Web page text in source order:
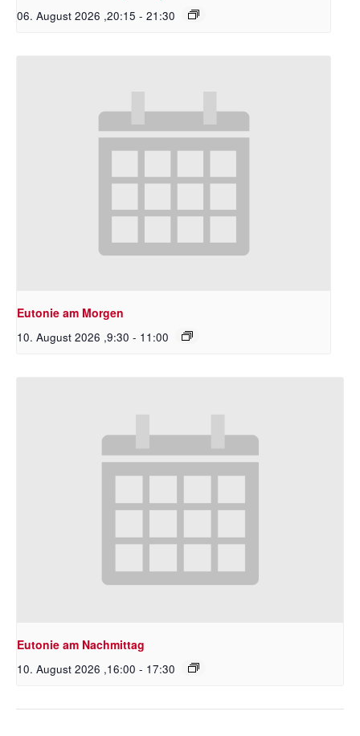
06. August 2026 ,20:15 - 21:30
Eutonie am Morgen
10. August 2026 ,9:30 - 11:00
Eutonie am Nachmittag
10. August 2026 ,16:00 - 17:30